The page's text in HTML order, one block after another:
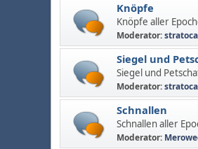
Knöpfe
Knöpfe aller
Moderator:
Siegel und
Siegel und
Moderator:
Schnallen
Schnallen aller
Moderator: